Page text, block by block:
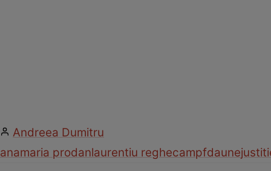
Andreea Dumitru
anamaria prodanlaurentiu reghecampfdaune